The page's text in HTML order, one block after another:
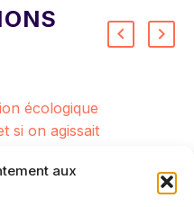
aux
écologique
si on agissait